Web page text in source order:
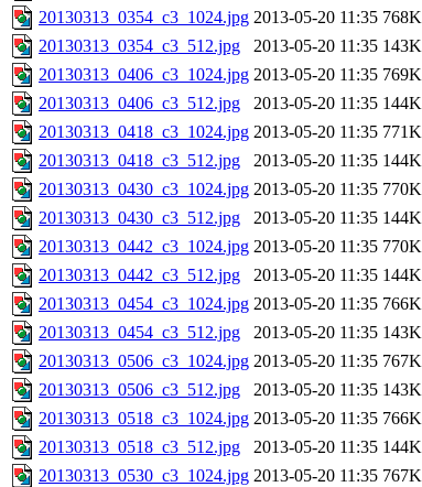
20130313_0354_c3_1024.jpg 2013-05-20 11:35 768K
20130313_0354_c3_512.jpg
2013-05-20 11:35 143K
20130313_0406_c3_1024.jpg 2013-05-20 11:35 769K
20130313_0406_c3_512.jpg
2013-05-20 11:35 144K
20130313_0418_c3_1024.jpg 2013-05-20 11:35 771K
20130313_0418_c3_512.jpg
2013-05-20 11:35 144K
20130313_0430_c3_1024.jpg 2013-05-20 11:35 770K
20130313_0430_c3_512.jpg
2013-05-20 11:35 144K
20130313_0442_c3_1024.jpg 2013-05-20 11:35 770K
20130313_0442_c3_512.jpg
2013-05-20 11:35 144K
20130313_0454_c3_1024.jpg 2013-05-20 11:35 766K
20130313_0454_c3_512.jpg
2013-05-20 11:35 143K
20130313_0506_c3_1024.jpg 2013-05-20 11:35 767K
20130313_0506_c3_512.jpg
2013-05-20 11:35 143K
20130313_0518_c3_1024.jpg 2013-05-20 11:35 766K
20130313_0518_c3_512.jpg
2013-05-20 11:35 144K
20130313_0530_c3_1024.jpg 2013-05-20 11:35 767K